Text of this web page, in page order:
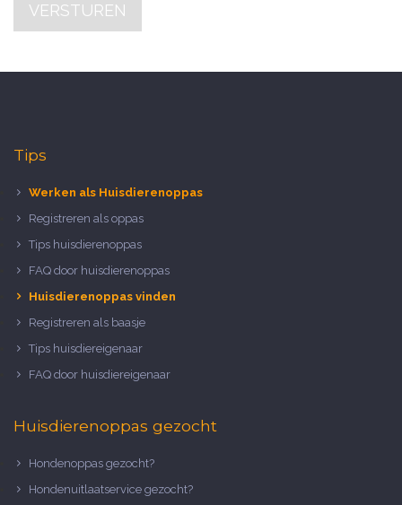
VERSTUREN
Tips
Werken als Huisdierenoppas
Registreren als oppas
Tips huisdierenoppas
FAQ door huisdierenoppas
Huisdierenoppas vinden
Registreren als baasje
Tips huisdiereigenaar
FAQ door huisdiereigenaar
Huisdierenoppas gezocht
Hondenoppas gezocht?
Hondenuitlaatservice gezocht?